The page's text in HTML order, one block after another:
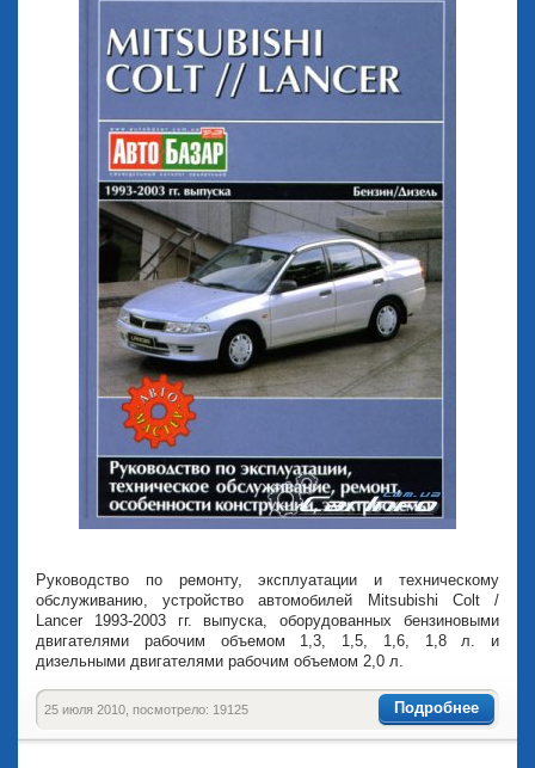
Руководство по ремонту, эксплуатации и техническому
обслуживанию, устройство автомобилей Mitsubishi Colt /
Lancer 1993-2003 гг. выпуска, оборудованных бензиновыми
двигателями рабочим объемом 1,3, 1,5, 1,6, 1,8 л. и
дизельными двигателями рабочим объемом 2,0 л.
Подробнее
25 июля 2010, посмотрело: 19125